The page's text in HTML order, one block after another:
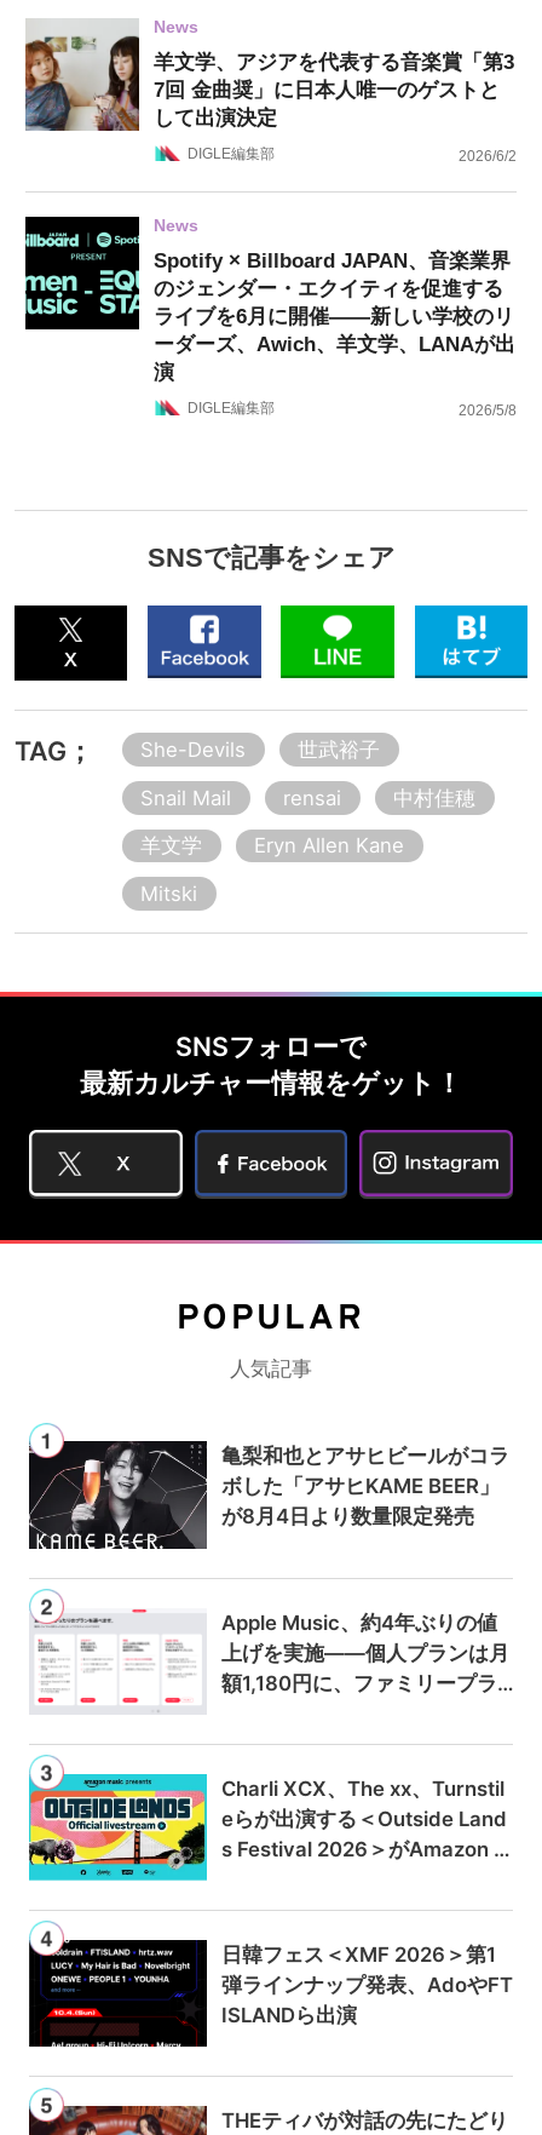
News
羊文学、アジアを代表する音楽賞「第3
7回 金曲奨」に日本人唯一のゲストと
して出演決定
DIGLE編集部 2026/6/2
News
Spotify × Billboard JAPAN、音楽業界
のジェンダー・エクイティを促進する
ライブを6月に開催——新しい学校のリ
ーダーズ、Awich、羊文学、LANAが出
演
DIGLE編集部 2026/5/8
SNSで記事をシェア
TAG； She-Devils
世武裕子
Snail Mail
rensai
中村佳穂
羊文学
Eryn Allen Kane
Mitski
SNSフォローで
最新カルチャー情報をゲット！
POPULAR
人気記事
亀梨和也とアサヒビールがコラ
ボした「アサヒKAME BEER」
が8月4日より数量限定発売
Apple Music、約4年ぶりの値
上げを実施——個人プランは月
額1,180円に、ファミリープラ
Charli XCX、The xx、Turnstil
eらが出演する＜Outside Land
s Festival 2026＞がAmazon M
ブ配信
日韓フェス＜XMF 2026＞第1
弾ラインナップ発表、AdoやFT
ISLANDら出演
THEティバが対話の先にたどり